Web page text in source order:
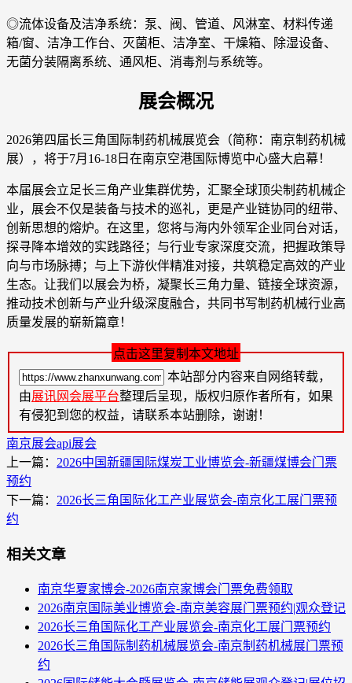
◎流体设备及洁净系统：泵、阀、管道、风淋室、材料传递
箱/窗、洁净工作台、灭菌柜、洁净室、干燥箱、除湿设备、
无菌分装隔离系统、通风柜、消毒剂与系统等。
展会概况
2026第四届长三角国际制药机械展览会（简称：南京制药机械
展），将于7月16-18日在南京空港国际博览中心盛大启幕！
本届展会立足长三角产业集群优势，汇聚全球顶尖制药机械企
业，展会不仅是装备与技术的巡礼，更是产业链协同的纽带、
创新思想的熔炉。在这里，您将与海内外领军企业同台对话，
探寻降本增效的实践路径；与行业专家深度交流，把握政策导
向与市场脉搏；与上下游伙伴精准对接，共筑稳定高效的产业
生态。让我们以展会为桥，凝聚长三角力量、链接全球资源，
推动技术创新与产业升级深度融合，共同书写制药机械行业高
质量发展的崭新篇章！
点击这里复制本文地址
本站部分内容来自网络转载，
由展讯网会展平台整理后呈现，版权归原作者所有，如果
有侵犯到您的权益，请联系本站删除，谢谢！
南京展会api展会
上一篇： 2026中国新疆国际煤炭工业博览会-新疆煤博会门票
预约
下一篇： 2026长三角国际化工产业展览会-南京化工展门票预
约
相关文章
南京华夏家博会-2026南京家博会门票免费领取
​2026南京国际美业博览会-南京美容展门票预约|观众登记
2026长三角国际化工产业展览会-南京化工展门票预约
2026长三角国际制药机械展览会-南京制药机械展门票预
约